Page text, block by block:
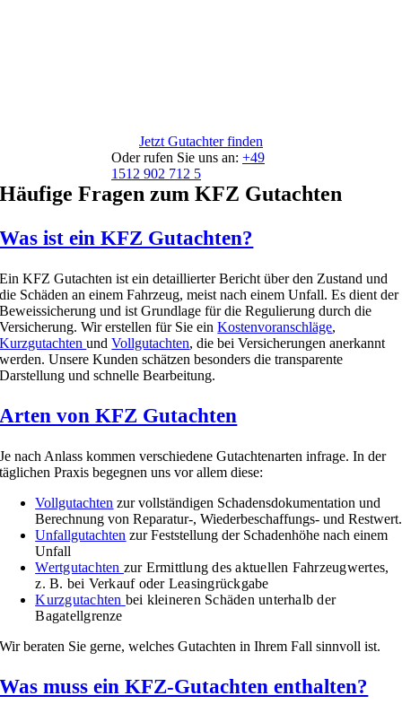
Jetzt Gutachter finden
Oder rufen Sie uns an: +49
1512 902 712 5
Häufige Fragen zum KFZ Gutachten
Was ist ein KFZ Gutachten?
Ein KFZ Gutachten ist ein detaillierter Bericht über den Zustand und
die Schäden an einem Fahrzeug, meist nach einem Unfall. Es dient der
Beweissicherung und ist Grundlage für die Regulierung durch die
Versicherung. Wir erstellen für Sie einKostenvoranschläge,
KurzgutachtenundVollgutachten, die bei Versicherungen anerkannt
werden. Unsere Kunden schätzen besonders die transparente
Darstellung und schnelle Bearbeitung.
Arten von KFZ Gutachten
Je nach Anlass kommen verschiedene Gutachtenarten infrage. In der
täglichen Praxis begegnen uns vor allem diese:
Vollgutachten zur vollständigen Schadensdokumentation und
Berechnung von Reparatur-, Wiederbeschaffungs- und Restwert.
Unfallgutachten zur Feststellung der Schadenhöhe nach einem
Unfall
Wertgutachten zur Ermittlung des aktuellen Fahrzeugwertes,
z. B. bei Verkauf oder Leasingrückgabe
Kurzgutachten bei kleineren Schäden unterhalb der
Bagatellgrenze
Wir beraten Sie gerne, welches Gutachten in Ihrem Fall sinnvoll ist.
Was muss ein KFZ-Gutachten enthalten?